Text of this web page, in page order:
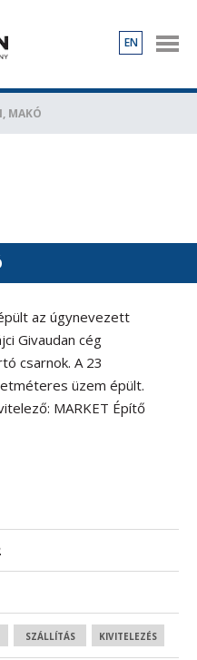
TERMÉKEK
EN
MAKÓ
az úgynevezett
Givaudan cég
csarnok. A 23
üzem épült.
MARKET Építő
SZÁLLÍTÁS KIVITELEZÉS